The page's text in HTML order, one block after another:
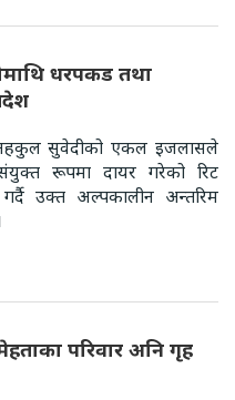
धरपकड तथा
सुवेदीको एकल इजलासले
रूपमा दायर गरेको रिट
गर्दै उक्त अल्पकालीन अन्तरिम
परिवार अनि गृह